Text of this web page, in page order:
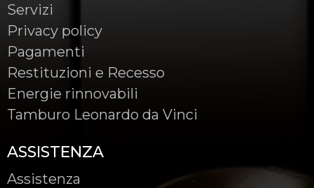
Servizi
Privacy policy
Pagamenti
Restituzioni e Recesso
Energie rinnovabili
Tamburo Leonardo da Vinci
ASSISTENZA
Assistenza